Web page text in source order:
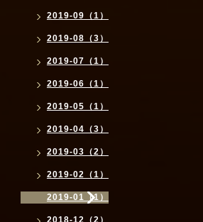
2019-09（1）
2019-08（3）
2019-07（1）
2019-06（1）
2019-05（1）
2019-04（3）
2019-03（2）
2019-02（1）
2019-01（1）
2018-12（2）